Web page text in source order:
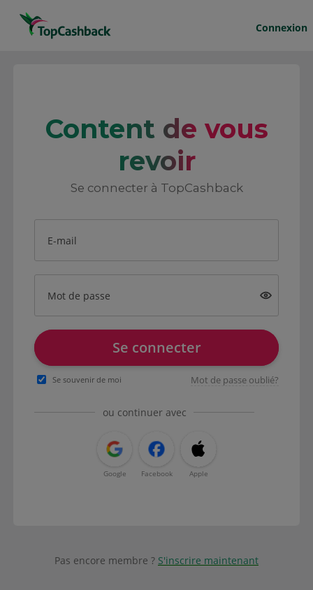
Connexion
Content de vous
revoir
Se connecter à TopCashback
E-mail
Mot de passe
Se connecter
Se souvenir de moi Mot de passe oublié?
ou continuer avec
Google Facebook Apple
Pas encore membre ? S'inscrire maintenant